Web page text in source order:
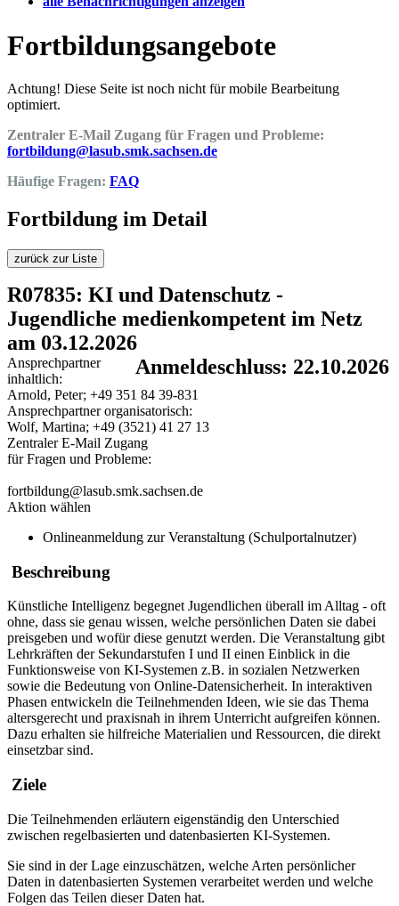
Fortbildungsangebote
Achtung! Diese Seite ist noch nicht für mobile Bearbeitung
optimiert.
Zentraler E-Mail Zugang für Fragen und Probleme:
fortbildung@lasub.smk.sachsen.de
Häufige Fragen: FAQ
Fortbildung im Detail
zurück zur Liste
R07835: KI und Datenschutz -
Jugendliche medienkompetent im Netz
am 03.12.2026
Anmeldeschluss: 22.10.2026
Ansprechpartner
inhaltlich:
Arnold, Peter; +49 351 84 39-831
Ansprechpartner organisatorisch:
Wolf, Martina; +49 (3521) 41 27 13
Zentraler E-Mail Zugang
für Fragen und Probleme:
fortbildung@lasub.smk.sachsen.de
Aktion wählen
Onlineanmeldung zur Veranstaltung (Schulportalnutzer)
Beschreibung
Künstliche Intelligenz begegnet Jugendlichen überall im Alltag - oft
ohne, dass sie genau wissen, welche persönlichen Daten sie dabei
preisgeben und wofür diese genutzt werden. Die Veranstaltung gibt
Lehrkräften der Sekundarstufen I und II einen Einblick in die
Funktionsweise von KI-Systemen z.B. in sozialen Netzwerken
sowie die Bedeutung von Online-Datensicherheit. In interaktiven
Phasen entwickeln die Teilnehmenden Ideen, wie sie das Thema
altersgerecht und praxisnah in ihrem Unterricht aufgreifen können.
Dazu erhalten sie hilfreiche Materialien und Ressourcen, die direkt
einsetzbar sind.
Ziele
Die Teilnehmenden erläutern eigenständig den Unterschied
zwischen regelbasierten und datenbasierten KI-Systemen.
Sie sind in der Lage einzuschätzen, welche Arten persönlicher
Daten in datenbasierten Systemen verarbeitet werden und welche
Folgen das Teilen dieser Daten hat.